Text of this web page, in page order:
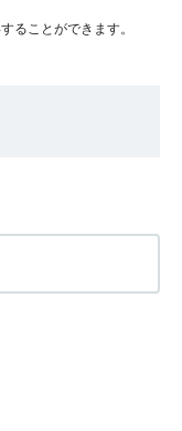
ることができます。